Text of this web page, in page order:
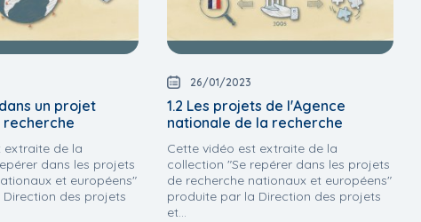
un projet
recherche
extraite de la
dans les projets
et européens"
des projets
26/01/2023
1.2 Les projets de l'Agence
nationale de la recherche
Cette vidéo est extraite de la
collection "Se repérer dans les projets
de recherche nationaux et européens"
produite par la Direction des projets
et...